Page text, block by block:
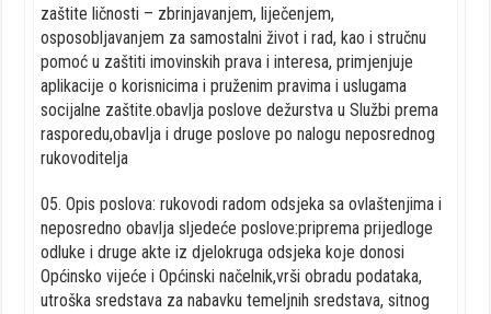
zaštite ličnosti – zbrinjavanjem, liječenjem,
osposobljavanjem za samostalni život i rad, kao i stručnu
pomoć u zaštiti imovinskih prava i interesa, primjenjuje
aplikacije o korisnicima i pruženim pravima i uslugama
socijalne zaštite.obavlja poslove dežurstva u Službi prema
rasporedu,obavlja i druge poslove po nalogu neposrednog
rukovoditelja
05. Opis poslova: rukovodi radom odsjeka sa ovlaštenjima i
neposredno obavlja sljedeće poslove:priprema prijedloge
odluke i druge akte iz djelokruga odsjeka koje donosi
Općinsko vijeće i Općinski načelnik,vrši obradu podataka,
utroška sredstava za nabavku temeljnih sredstava, sitnog